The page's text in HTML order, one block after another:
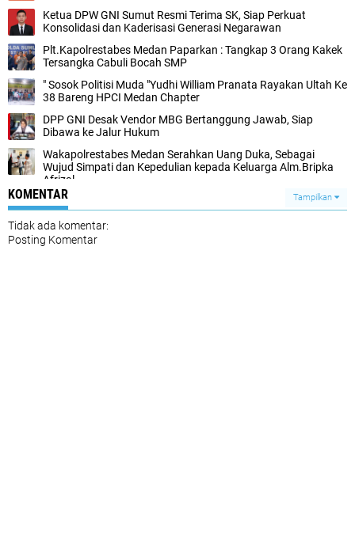
Ketua DPW GNI Sumut Resmi Terima SK, Siap Perkuat
Konsolidasi dan Kaderisasi Generasi Negarawan
Plt.Kapolrestabes Medan Paparkan : Tangkap 3 Orang Kakek
Tersangka Cabuli Bocah SMP
" Sosok Politisi Muda "Yudhi William Pranata Rayakan Ultah Ke
38 Bareng HPCI Medan Chapter
DPP GNI Desak Vendor MBG Bertanggung Jawab, Siap
Dibawa ke Jalur Hukum
Wakapolrestabes Medan Serahkan Uang Duka, Sebagai
Wujud Simpati dan Kepedulian kepada Keluarga Alm.Bripka
Afrizal
KOMENTAR Tampilkan
Tidak ada komentar:
Posting Komentar